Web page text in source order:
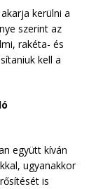
kerülni a
szerint az
rakéta- és
kell a
együtt kíván
ugyanakkor
is